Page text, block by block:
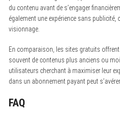
du contenu avant de s’engager
également une expérience sans publicité,
visionnage.
En comparaison, les sites gratuits
souvent de contenus plus anciens ou
utilisateurs cherchant à maximiser leur
dans un abonnement payant peut
FAQ